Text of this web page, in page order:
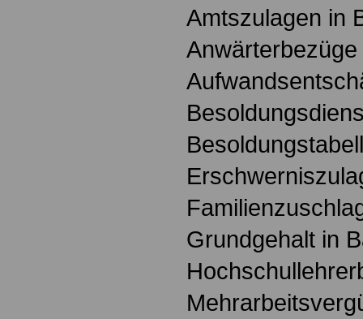
Amtszulagen in
Grundgehalt in